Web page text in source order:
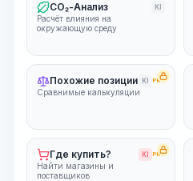
CO₂-Анализ KI
Расчёт влияния на
окружающую среду
Похожие позиции KI PRO
Сравнимые калькуляции
Где купить? KI PRO
Найти магазины и
поставщиков